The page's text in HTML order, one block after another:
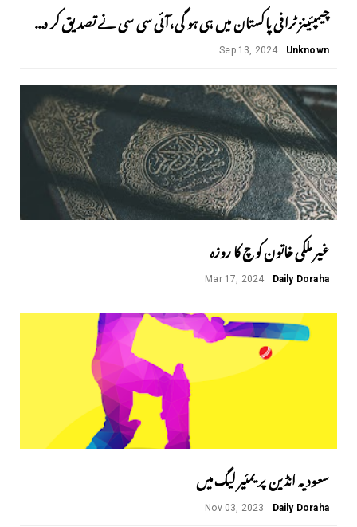
چیمپئینز ٹرافی پاکستان میں ہی ہو گی،آئی سی سی نے تصدیق کر د...
Unknown
Sep 13, 2024
غیر ملکی خاتون کوچ کا روزہ
Daily Doraha
Mar 17, 2024
سعودیہ انڈین پریمئیر لیگ میں
Daily Doraha
Nov 03, 2023